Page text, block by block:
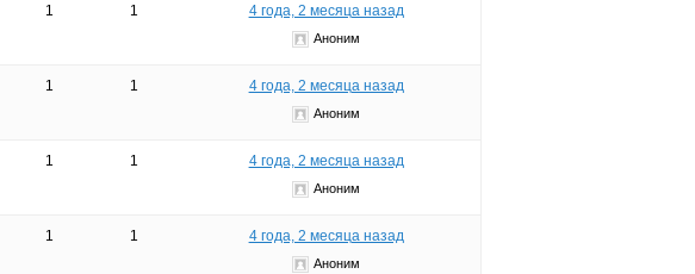
1 1 4 года, 2 месяца назад
Аноним
1 1 4 года, 2 месяца назад
Аноним
1 1 4 года, 2 месяца назад
Аноним
1 1 4 года, 2 месяца назад
Аноним